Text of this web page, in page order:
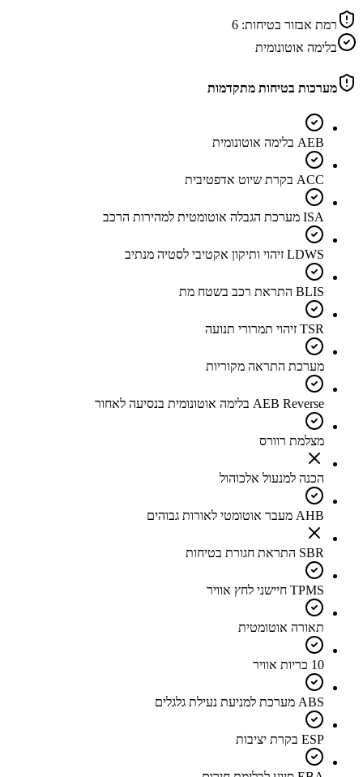
רמת אבזור בטיחות: 6
בלימה אוטונומית
מערכות בטיחות מתקדמות
AEB בלימה אוטונומית
ACC בקרת שיוט אדפטיבית
ISA מערכת הגבלה אוטומטית למהירות הרכב
LDWS זיהוי ותיקון אקטיבי לסטיה מנתיב
BLIS התראת רכב בשטח מת
TSR זיהוי תמרורי תנועה
מערכת התראה מקוריות
AEB Reverse בלימה אוטונומית בנסיעה לאחור
מצלמת רוורס
הכנה למנעול אלכוהול
AHB מעבר אוטומטי לאורות גבוהים
SBR התראת חגורת בטיחות
TPMS חיישני לחץ אוויר
תאורה אוטומטית
10 כריות אוויר
ABS מערכת למניעת נעילת גלגלים
ESP בקרת יציבות